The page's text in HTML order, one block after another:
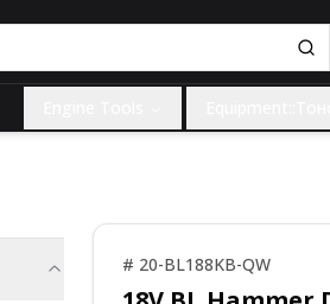
# 20-BL188KB-QW